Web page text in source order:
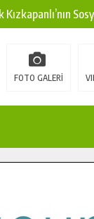
Kızkapanlı’nın
Modern
Başarı:
FOTO GALERİ